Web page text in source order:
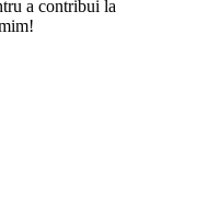
a contribui la